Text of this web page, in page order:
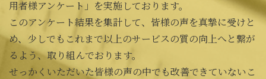
用者様アンケート」を実施しております。
このアンケート結果を集計して、皆様の声を真摯に受けと
め、少しでもこれまで以上のサービスの質の向上へと繋が
るよう、取り組んでおります。
せっかくいただいた皆様の声の中でも改善できていないこ